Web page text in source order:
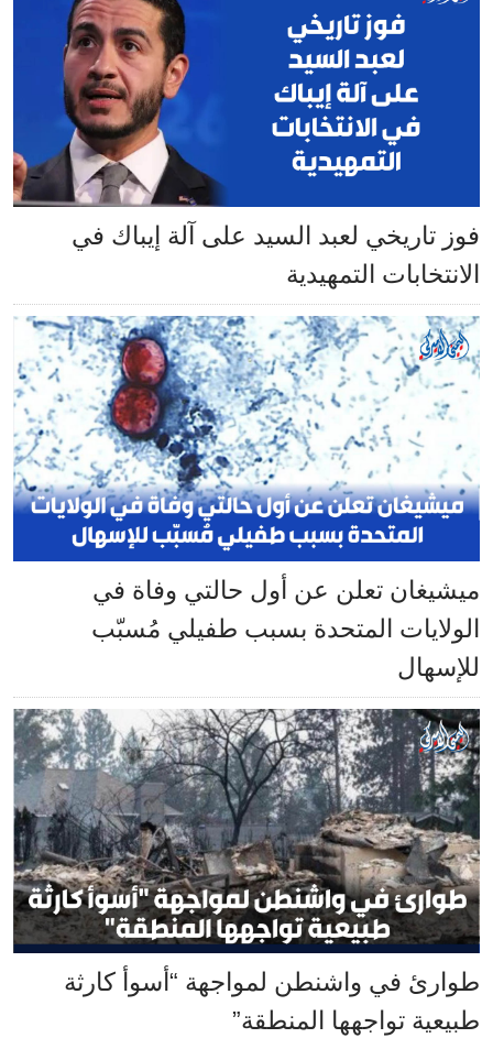
فوز تاريخي لعبد السيد على آلة إيباك في
الانتخابات التمهيدية
ميشيغان تعلن عن أول حالتي وفاة في
الولايات المتحدة بسبب طفيلي مُسبّب
للإسهال
طوارئ في واشنطن لمواجهة “أسوأ كارثة
طبيعية تواجهها المنطقة”